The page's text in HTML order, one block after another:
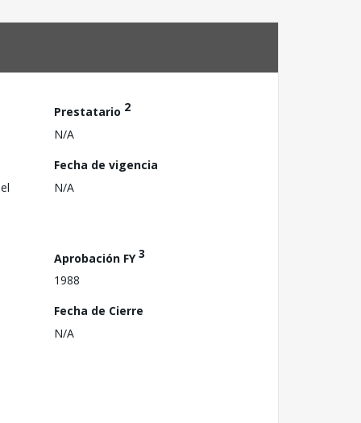
Prestatario 2
N/A
Fecha de vigencia
N/A
Aprobación FY3
1988
Fecha de Cierre
N/A